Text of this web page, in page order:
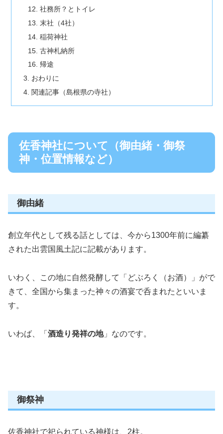
社務所？とトイレ
末社（4社）
稲荷神社
古神札納所
帰途
おわりに
関連記事（島根県の寺社）
佐香神社について（御由緒・御祭
神・位置情報など）
御由緒
創立年代として残る話としては、今から1300年前に編纂
された出雲国風土記に記載があります。
いわく、この地に自然発酵して「どぶろく（お酒）」がで
きて、全国から集まった神々の酒宴で呑まれたといいま
す。
いわば、「 酒造り発祥の地」なのです。
御祭神
佐香神社で祀られている神様は、2柱。